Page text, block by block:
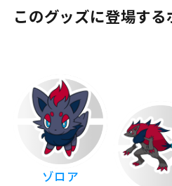
このグッズに登場する
ゾロア